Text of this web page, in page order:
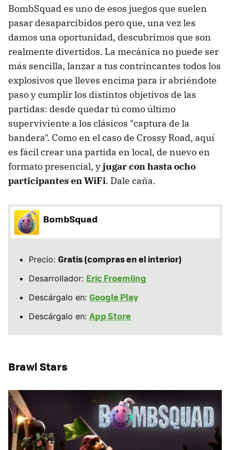
BombSquad es uno de esos juegos que suelen
pasar desaparcibidos pero que, una vez les
damos una oportunidad, descubrimos que son
realmente divertidos. La mecánica no puede ser
más sencilla, lanzar a tus contrincantes todos los
explosivos que lleves encima para ir abriéndote
paso y cumplir los distintos objetivos de las
partidas: desde quedar tú como último
superviviente a los clásicos "captura de la
bandera". Como en el caso de Crossy Road, aquí
es fácil crear una partida en local, de nuevo en
formato presencial, yjugar con hasta ocho
participantes en WiFi. Dale caña.
BombSquad
Precio: Gratis (compras en el interior)
Desarrollador: Eric Froemling
Descárgalo en: Google Play
Descárgalo en: App Store
Brawl Stars